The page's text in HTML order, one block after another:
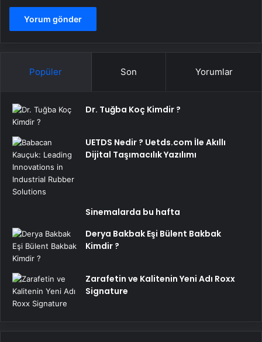
Popüler Son Yorumlar
Dr. Tuğba Koç Kimdir ?
UETDS Nedir ? Uetds.com İle Akıllı
Dijital Taşımacılık Yazılımı
Sinemalarda bu hafta
Derya Bakbak Eşi Bülent Bakbak
Kimdir ?
Zarafetin ve Kalitenin Yeni Adı Roxx
Signature